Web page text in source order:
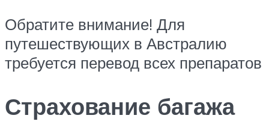
Обратите внимание! Для
путешествующих в Австралию
требуется перевод всех препаратов
Страхование багажа